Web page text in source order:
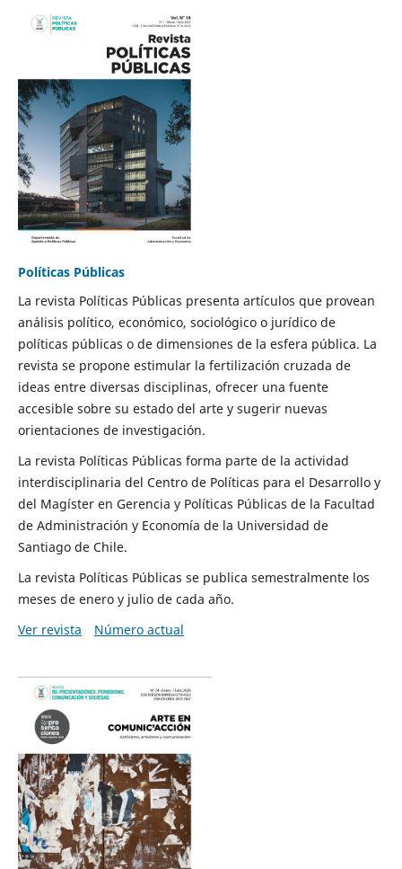
Políticas Públicas
La revista Políticas Públicas presenta artículos que provean
análisis político, económico, sociológico o jurídico de
políticas públicas o de dimensiones de la esfera pública. La
revista se propone estimular la fertilización cruzada de
ideas entre diversas disciplinas, ofrecer una fuente
accesible sobre su estado del arte y sugerir nuevas
orientaciones de investigación.
La revista Políticas Públicas forma parte de la actividad
interdisciplinaria del Centro de Políticas para el Desarrollo y
del Magíster en Gerencia y Políticas Públicas de la Facultad
de Administración y Economía de la Universidad de
Santiago de Chile.
La revista Políticas Públicas se publica semestralmente los
meses de enero y julio de cada año.
Ver revista
Número actual